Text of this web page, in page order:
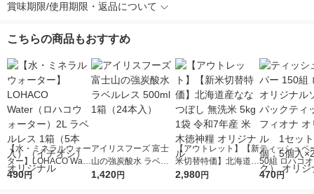
賞味期限/使用期限・返品について
こちらの商品もおすすめ
【水・ミネラルウォー
ター】LOHACO Wate
r（ロハコウォータ
490円
アイリスフーズ 富士
山の強炭酸水 ラベル
レス 500ml 1箱（24
1,420円
【アウトレット】【新
米切替特価】北海道産
ななつぼし 無洗米 5k
2,980円
ティッシュペ
50組 ロハコ
ルソフトパッ
470円